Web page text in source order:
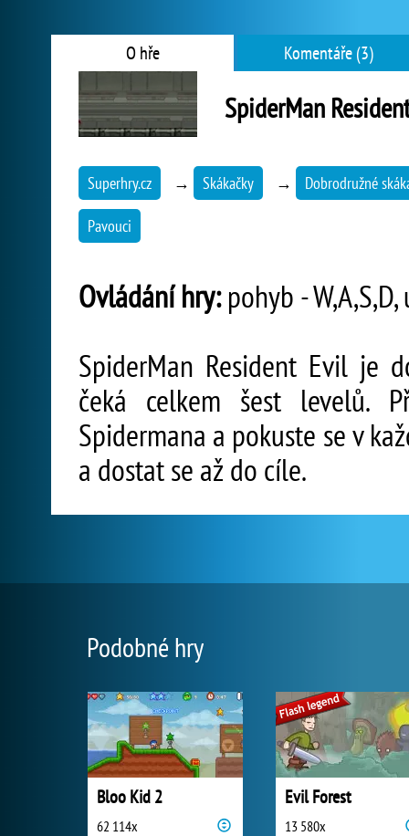
O hře Komentáře (3)
SpiderMan
Superhry.cz → Skákačky → Dobrodružné
Pavouci
Ovládání hry:pohyb -
SpiderMan Resident Evil je
čeká celkem šest levelů.
Spidermana a pokuste se v
a dostat se až do cíle.
Podobné hry
Bloo Kid 2
62 114x
Evil Forest
13 580x